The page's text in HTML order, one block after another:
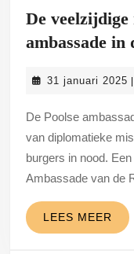
De
ambassade in
31 januari 2025 |
De Poolse ambassades wereldwijd vervullen talloze rollen,
van diplomatieke
burgers in nood.
Ambassade van de
LEES MEER